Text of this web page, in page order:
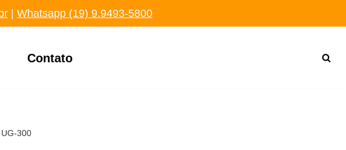
Whatsapp (19) 9.9493-5800
Contato
300